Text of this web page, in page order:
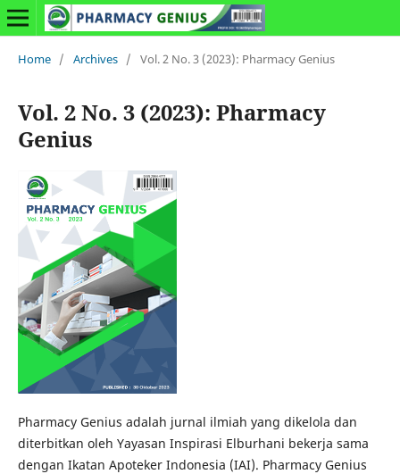
Home / Archives / Vol. 2 No. 3 (2023): Pharmacy Genius
Vol. 2 No. 3 (2023): Pharmacy
Genius
Pharmacy Genius adalah jurnal ilmiah yang dikelola dan
diterbitkan oleh Yayasan Inspirasi Elburhani bekerja sama
dengan Ikatan Apoteker Indonesia (IAI). Pharmacy Genius